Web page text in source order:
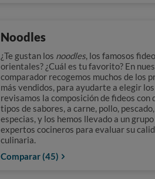
Noodles
¿Te gustan los noodles, los famosos
orientales? ¿Cuál es tu favorito? En
comparador recogemos muchos de los
más vendidos, para ayudarte a elegir
revisamos la composición de fideos con
tipos de sabores, a carne, pollo,
especias, y los hemos llevado a un grupo
expertos cocineros para evaluar su
culinaria.
Comparar (45)